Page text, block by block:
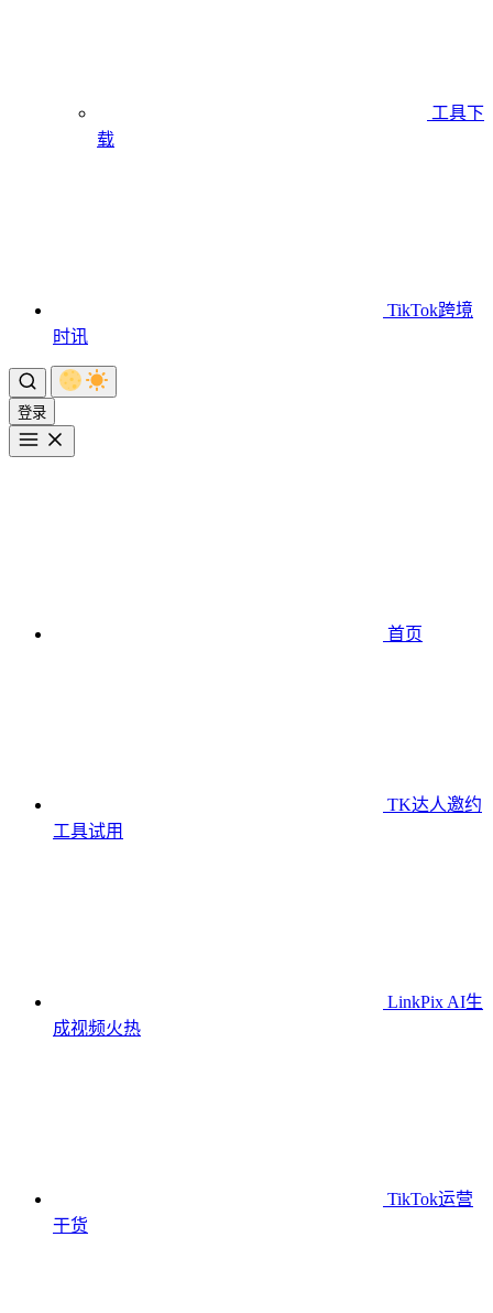
工具下
载
TikTok跨境
时讯
登录
首页
TK达人邀约
工具试用
LinkPix AI生
成视频火热
TikTok运营
干货